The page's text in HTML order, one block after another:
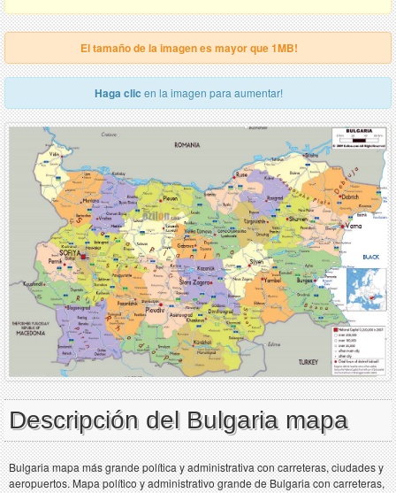
El tamaño de la imagen es mayor que 1MB!
Haga clic en la imagen para aumentar!
Descripción del Bulgaria mapa
Bulgaria mapa más grande política y administrativa con carreteras, ciudades y
aeropuertos. Mapa político y administrativo grande de Bulgaria con carreteras,